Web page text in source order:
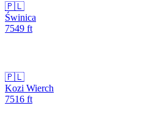
🇵🇱
Świnica
7549 ft
🇵🇱
Kozi Wierch
7516 ft